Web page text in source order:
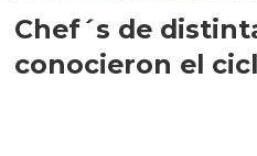
Chef´s de
conocieron el